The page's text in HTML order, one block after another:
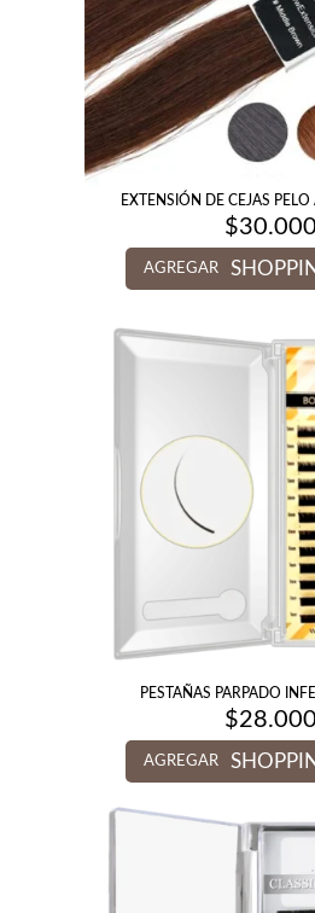
EXTENSIÓN DE CEJAS
$30.000
AGREGAR
PESTAÑAS PARPADO
$28.000
AGREGAR